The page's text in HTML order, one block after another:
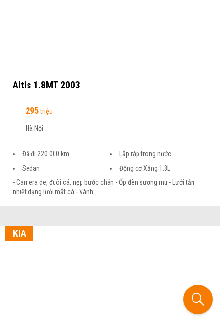
Altis 1.8MT 2003
295triệu
Hà Nội
Đã đi 220.000 km
Lắp ráp trong nước
Sedan
Động cơ Xăng 1.8L
- Camera de, đuôi cá, nẹp bước chân - Ốp đèn sương mù - Lưới tản
nhiệt dạng lưới mắt cá - Vành ...
KIA